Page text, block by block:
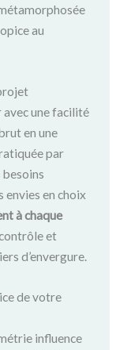
au
avec une facilité
en une
par
en choix
à chaque
et
d’envergure.
de votre
influence